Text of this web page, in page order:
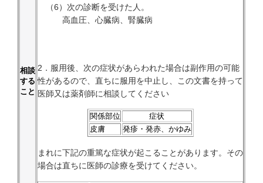
相談
する
こと
（6）次の診断を受けた人。
高血圧、心臓病、腎臓病
2．服用後、次の症状があらわれた場合は副作用の可能
性があるので、直ちに服用を中止し、この文書を持って
医師又は薬剤師に相談してください
関係部位
症状
皮膚
発疹・発赤、かゆみ
まれに下記の重篤な症状が起こることがあります。その
場合は直ちに医師の診療を受けてください。